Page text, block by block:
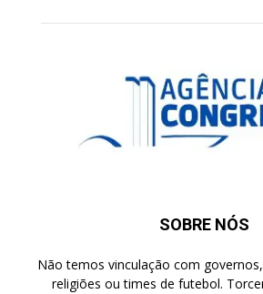
SOBRE NÓS
Não temos vinculação com
religiões ou times de futebol.